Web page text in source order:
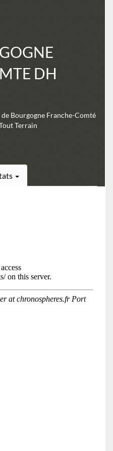
DH
Bourgogne Franche-Comté
Terrain